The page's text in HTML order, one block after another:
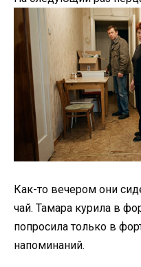
Как-то вечером они
чай. Тамара курила в
попросила только в
напоминаний.